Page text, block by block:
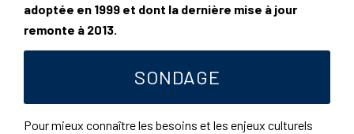
adoptée en 1999 et dont la dernière mise à jour
remonte à 2013.
SONDAGE
Pour mieux connaître les besoins et les enjeux culturels